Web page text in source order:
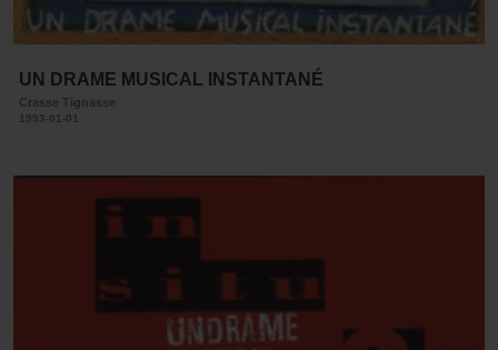
UN DRAME MUSICAL INSTANTANÉ
Crasse Tignasse
1993-01-01